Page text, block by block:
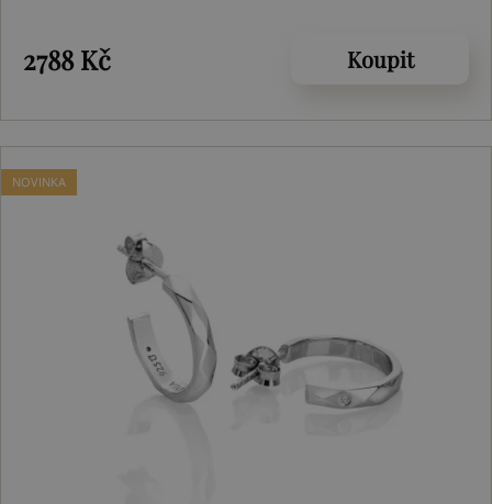
2788 Kč Koupit
NOVINKA